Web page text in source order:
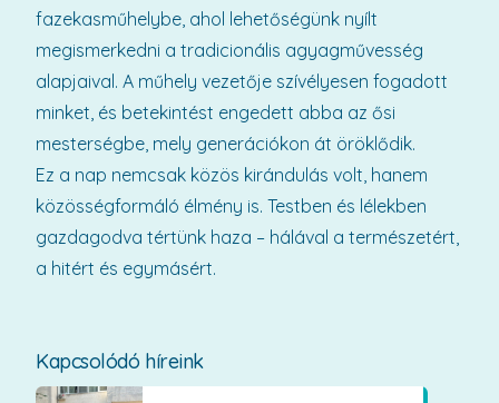
Kapcsolódó híreink
fazekasműhelybe, ahol lehetőségünk nyílt
megismerkedni a tradicionális agyagművesség
alapjaival. A műhely vezetője szívélyesen fogadott
minket, és betekintést engedett abba az ősi
mesterségbe, mely generációkon át öröklődik.
Ez a nap nemcsak közös kirándulás volt, hanem
közösségformáló élmény is. Testben és lélekben
gazdagodva tértünk haza – hálával a természetért,
a hitért és egymásért.